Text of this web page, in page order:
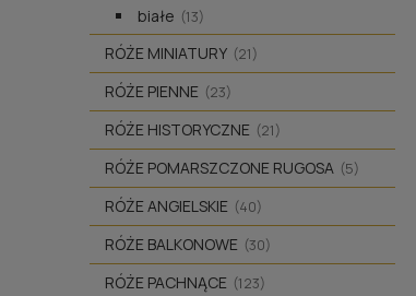
białe (13)
RÓŻE MINIATURY (21)
RÓŻE PIENNE (23)
RÓŻE HISTORYCZNE (21)
RÓŻE POMARSZCZONE RUGOSA (5)
RÓŻE ANGIELSKIE (40)
RÓŻE BALKONOWE (30)
RÓŻE PACHNĄCE (123)